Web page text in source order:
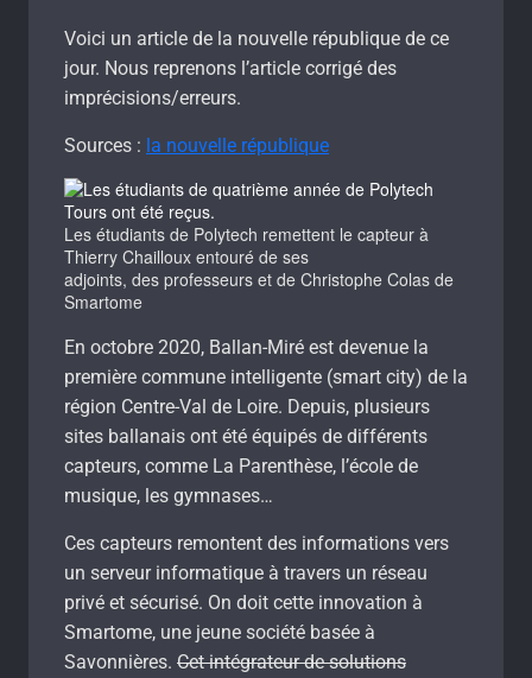
Voici un article de la nouvelle république de ce
jour. Nous reprenons l’article corrigé des
imprécisions/erreurs.
Sources : la nouvelle république
Les étudiants de Polytech remettent le capteur à
Thierry Chailloux entouré de ses
adjoints, des professeurs et de Christophe Colas de
Smartome
En octobre 2020, Ballan-Miré est devenue la
première commune intelligente (smart city) de la
région Centre-Val de Loire. Depuis, plusieurs
sites ballanais ont été équipés de différents
capteurs, comme La Parenthèse, l’école de
musique, les gymnases…
Ces capteurs remontent des informations vers
un serveur informatique à travers un réseau
privé et sécurisé. On doit cette innovation à
Smartome, une jeune société basée à
Savonnières. Cet intégrateur de solutions